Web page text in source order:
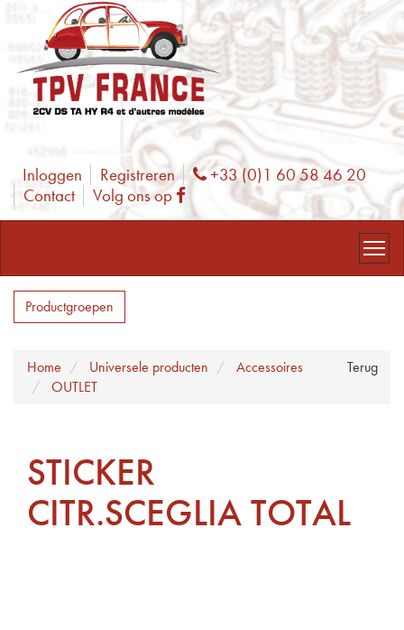
Inloggen Registreren Phone
+33 (0)1 60 58 46 20
Contact
Volg ons op Facebook
Productgroepen
Terug
Home Universele producten
Accessoires
OUTLET
STICKER
CITR.SCEGLIA TOTAL